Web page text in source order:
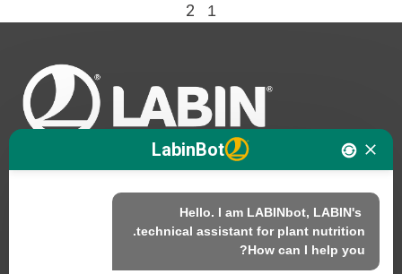
1
2
نحن
المنتجات
LabinBot
Hello. I am LABINbot, LABIN's
How can I help you?